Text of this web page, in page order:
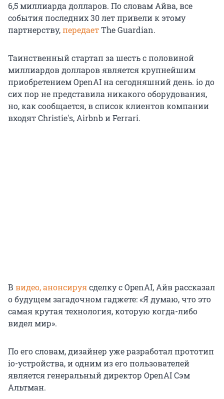
6,5 миллиарда долларов. По словам Айва, все
события последних 30 лет привели к этому
партнерству,передаетThe Guardian.
Таинственный стартап за шесть с половиной
миллиардов долларов является крупнейшим
приобретением OpenAI на сегодняшний день. io до
сих пор не представила никакого оборудования,
но, как сообщается, в список клиентов компании
входят Christie's, Airbnb и Ferrari.
В видео, анонсируясделку с OpenAI, Айв рассказал
о будущем загадочном гаджете: «Я думаю, что это
самая крутая технология, которую когда-либо
видел мир».
По его словам, дизайнер уже разработал прототип
io-устройства, и одним из его пользователей
является генеральный директор OpenAI Сэм
Альтман.